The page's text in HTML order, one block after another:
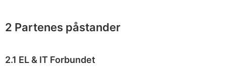
2 Partenes påstander
2.1 EL & IT Forbundet